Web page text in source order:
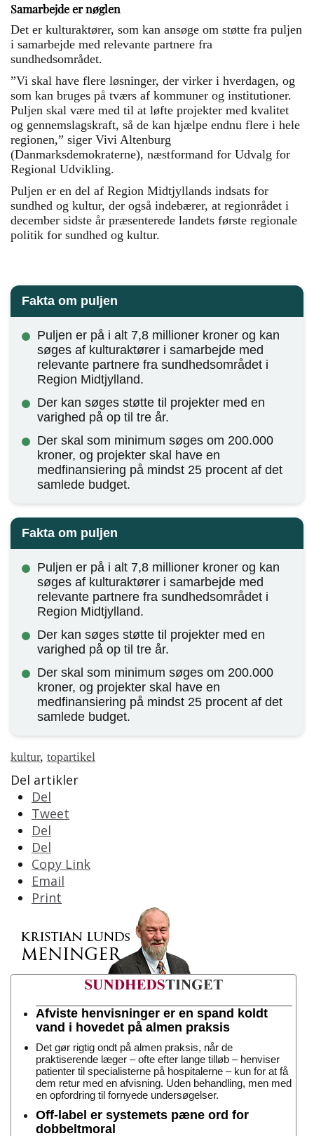
Samarbejde er nøglen
Det er kulturaktører, som kan ansøge om støtte fra puljen
i samarbejde med relevante partnere fra
sundhedsområdet.
”Vi skal have flere løsninger, der virker i hverdagen, og
som kan bruges på tværs af kommuner og institutioner.
Puljen skal være med til at løfte projekter med kvalitet
og gennemslagskraft, så de kan hjælpe endnu flere i hele
regionen,” siger Vivi Altenburg
(Danmarksdemokraterne), næstformand for Udvalg for
Regional Udvikling.
Puljen er en del af Region Midtjyllands indsats for
sundhed og kultur, der også indebærer, at regionrådet i
december sidste år præsenterede landets første regionale
politik for sundhed og kultur.
Fakta om puljen
Puljen er på i alt 7,8 millioner kroner og kan
søges af kulturaktører i samarbejde med
relevante partnere fra sundhedsområdet i
Region Midtjylland.
Der kan søges støtte til projekter med en
varighed på op til tre år.
Der skal som minimum søges om 200.000
kroner, og projekter skal have en
medfinansiering på mindst 25 procent af det
samlede budget.
Fakta om puljen
Puljen er på i alt 7,8 millioner kroner og kan
søges af kulturaktører i samarbejde med
relevante partnere fra sundhedsområdet i
Region Midtjylland.
Der kan søges støtte til projekter med en
varighed på op til tre år.
Der skal som minimum søges om 200.000
kroner, og projekter skal have en
medfinansiering på mindst 25 procent af det
samlede budget.
kultur, topartikel
Del artikler
Del
Tweet
Del
Del
Copy Link
Email
Print
Afviste henvisninger er en spand koldt
vand i hovedet på almen praksis
Det gør rigtig ondt på almen praksis, når de
praktiserende læger – ofte efter lange tilløb – henviser
patienter til specialisterne på hospitalerne – kun for at få
dem retur med en afvisning. Uden behandling, men med
en opfordring til fornyede undersøgelser.
Off-label er systemets pæne ord for
dobbeltmoral